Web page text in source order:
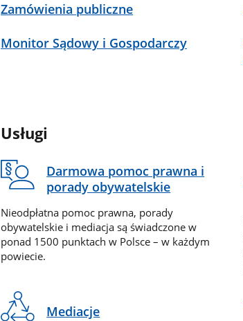
Zamówienia publiczne
Monitor Sądowy i Gospodarczy
Usługi
Darmowa pomoc prawna i
porady obywatelskie
Nieodpłatna pomoc prawna, porady
obywatelskie i mediacja są świadczone w
ponad 1500 punktach w Polsce – w każdym
powiecie.
Mediacje